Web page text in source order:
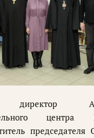
директор
центра
председателя